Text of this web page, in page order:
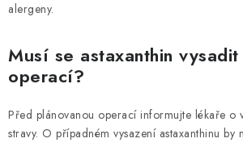
alergeny.
Musí se astaxanthin
operací?
Před plánovanou operací informujte lékaře o
stravy. O případném vysazení astaxanthinu